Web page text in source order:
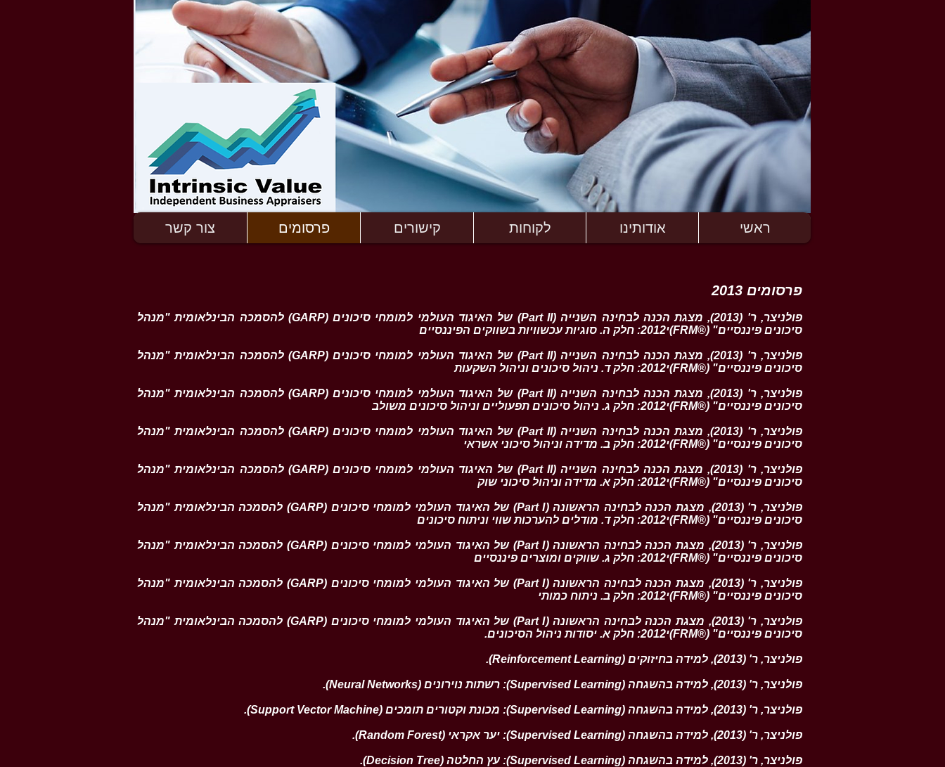
צור קשר פרסומים קישורים לקוחות אודותינו ראשי
פרסומים 2013
פולניצר, ר' (2013),
מצגת הכנה לבחינה השנייה (Part II) של האיגוד העולמי למומחי סיכונים (GARP) להסמכה הבינלאומית "מנהל
סיכונים פיננסיים" (®FRM)י2012: חלק ה. סוגיות עכשוויות בשווקים הפיננסיים
פולניצר, ר' (2013),
מצגת הכנה לבחינה השנייה (Part II) של האיגוד העולמי למומחי סיכונים (GARP) להסמכה הבינלאומית "מנהל
סיכונים פיננסיים" (®FRM)י2012: חלק ד. ניהול סיכונים וניהול השקעות
פולניצר, ר' (2013),
מצגת הכנה לבחינה השנייה (Part II) של האיגוד העולמי למומחי סיכונים (GARP) להסמכה הבינלאומית "מנהל
סיכונים פיננסיים" (®FRM)י2012: חלק ג. ניהול סיכונים תפעוליים וניהול סיכונים משולב
פולניצר, ר' (2013),
מצגת הכנה לבחינה השנייה (Part II) של האיגוד העולמי למומחי סיכונים (GARP) להסמכה הבינלאומית "מנהל
סיכונים פיננסיים" (®FRM)י2012: חלק ב. מדידה וניהול סיכוני אשראי
פולניצר, ר' (2013),
מצגת הכנה לבחינה השנייה (Part II) של האיגוד העולמי למומחי סיכונים (GARP) להסמכה הבינלאומית "מנהל
סיכונים פיננסיים" (®FRM)י2012: חלק א. מדידה וניהול סיכוני שוק
פולניצר, ר' (2013),
מצגת הכנה לבחינה הראשונה (Part I) של האיגוד העולמי למומחי סיכונים (GARP) להסמכה הבינלאומית "מנהל
סיכונים פיננסיים" (®FRM)י2012: חלק ד. מודלים להערכות שווי וניתוח סיכונים
פולניצר, ר' (2013),
מצגת הכנה לבחינה הראשונה (Part I) של האיגוד העולמי למומחי סיכונים (GARP) להסמכה הבינלאומית "מנהל
סיכונים פיננסיים" (®FRM)י2012: חלק ג. שווקים ומוצרים פיננסיים
פולניצר, ר' (2013),
מצגת הכנה לבחינה הראשונה (Part I) של האיגוד העולמי למומחי סיכונים (GARP) להסמכה הבינלאומית "מנהל
סיכונים פיננסיים" (®FRM)י2012: חלק ב. ניתוח כמותי
פולניצר, ר' (2013),
מצגת הכנה לבחינה הראשונה (Part I) של האיגוד העולמי למומחי סיכונים (GARP) להסמכה הבינלאומית "מנהל
סיכונים פיננסיים" (®FRM)י2012: חלק א. יסודות ניהול הסיכונים.
פולניצר, ר' (2013), למידה בחיזוקים (Reinforcement Learning) .
פולניצר, ר' (2013), למידה בהשגחה (Supervised Learning): רשתות נוירונים (Neural Networks) .
פולניצר, ר' (2013), למידה בהשגחה (Supervised Learning): מכונת וקטורים תומכים (Support Vector Machine) .
פולניצר, ר' (2013), למידה בהשגחה (Supervised Learning): יער אקראי (Random Forest) .
פולניצר, ר' (2013), למידה בהשגחה (Supervised Learning): עץ החלטה (Decision Tree) .